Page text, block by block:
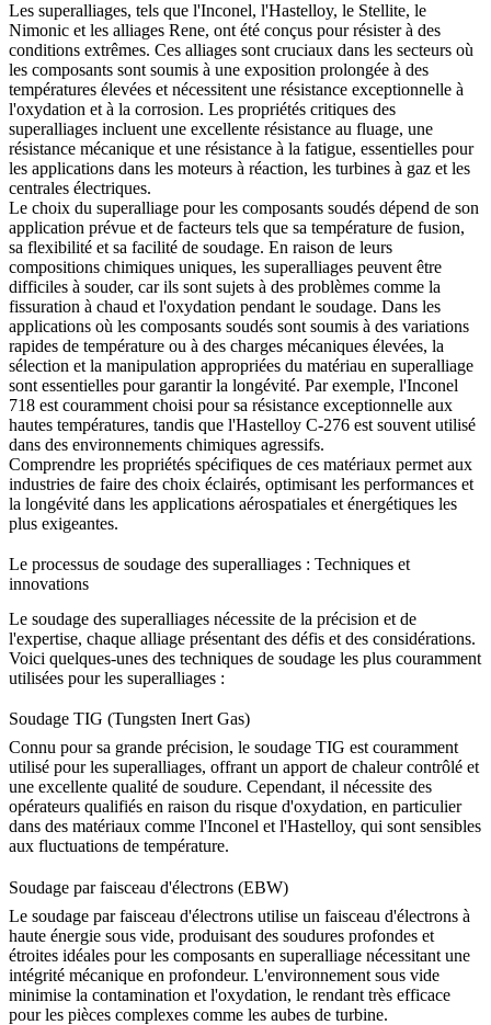
Les superalliages, tels que l'Inconel, l'Hastelloy, le Stellite, le
Nimonic et les alliages Rene, ont été conçus pour résister à des
conditions extrêmes. Ces alliages sont cruciaux dans les secteurs où
les composants sont soumis à une exposition prolongée à des
températures élevées et nécessitent une résistance exceptionnelle à
l'oxydation et à la corrosion. Les propriétés critiques des
superalliages incluent une excellente résistance au fluage, une
résistance mécanique et une résistance à la fatigue, essentielles pour
les applications dans les moteurs à réaction, les turbines à gaz et les
centrales électriques.
Le choix du superalliage pour les composants soudés dépend de son
application prévue et de facteurs tels que sa température de fusion,
sa flexibilité et sa facilité de soudage. En raison de leurs
compositions chimiques uniques, les superalliages peuvent être
difficiles à souder, car ils sont sujets à des problèmes comme la
fissuration à chaud et l'oxydation pendant le soudage. Dans les
applications où les composants soudés sont soumis à des variations
rapides de température ou à des charges mécaniques élevées, la
sélection et la manipulation appropriées du matériau en superalliage
sont essentielles pour garantir la longévité. Par exemple, l'Inconel
718 est couramment choisi pour sa résistance exceptionnelle aux
hautes températures, tandis que l'Hastelloy C-276 est souvent utilisé
dans des environnements chimiques agressifs.
Comprendre les propriétés spécifiques de ces matériaux permet aux
industries de faire des choix éclairés, optimisant les performances et
la longévité dans les applications aérospatiales et énergétiques les
plus exigeantes.
Le processus de soudage des superalliages : Techniques et
innovations
Le soudage des superalliages nécessite de la précision et de
l'expertise, chaque alliage présentant des défis et des considérations.
Voici quelques-unes des techniques de soudage les plus couramment
utilisées pour les superalliages :
Soudage TIG (Tungsten Inert Gas)
Connu pour sa grande précision, le soudage TIG est couramment
utilisé pour les superalliages, offrant un apport de chaleur contrôlé et
une excellente qualité de soudure. Cependant, il nécessite des
opérateurs qualifiés en raison du risque d'oxydation, en particulier
dans des matériaux comme l'Inconel et l'Hastelloy, qui sont sensibles
aux fluctuations de température.
Soudage par faisceau d'électrons (EBW)
Le soudage par faisceau d'électrons utilise un faisceau d'électrons à
haute énergie sous vide, produisant des soudures profondes et
étroites idéales pour les composants en superalliage nécessitant une
intégrité mécanique en profondeur. L'environnement sous vide
minimise la contamination et l'oxydation, le rendant très efficace
pour les pièces complexes comme les aubes de turbine.